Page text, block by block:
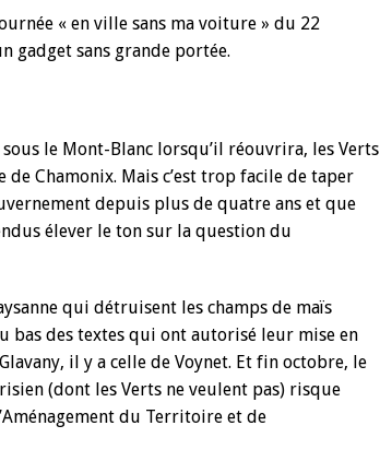
« en ville sans ma voiture » du 22
gadget sans grande portée.
le Mont-Blanc lorsqu’il réouvrira, les Verts
Chamonix. Mais c’est trop facile de taper
depuis plus de quatre ans et que
élever le ton sur la question du
qui détruisent les champs de maïs
bas des textes qui ont autorisé leur mise en
il y a celle de Voynet. Et fin octobre, le
(dont les Verts ne veulent pas) risque
du Territoire et de